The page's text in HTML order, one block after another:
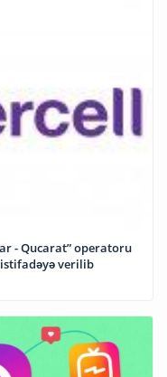
- Qucarat” operatoru
verilib